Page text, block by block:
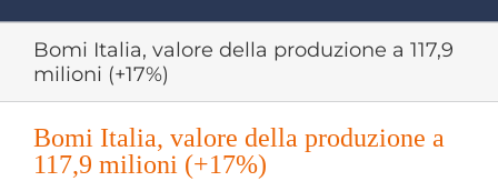
Bomi Italia, valore della produzione a 117,9
milioni (+17%)
Bomi Italia, valore della produzione a
117,9 milioni (+17%)